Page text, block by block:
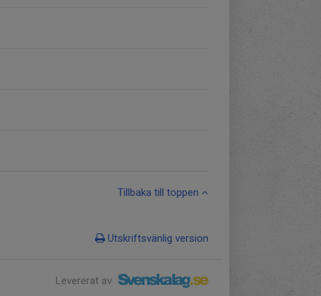
Tillbaka till toppen
Utskriftsvänlig version
Levererat av